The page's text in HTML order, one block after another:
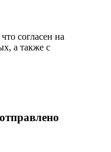
согласен на
а также с